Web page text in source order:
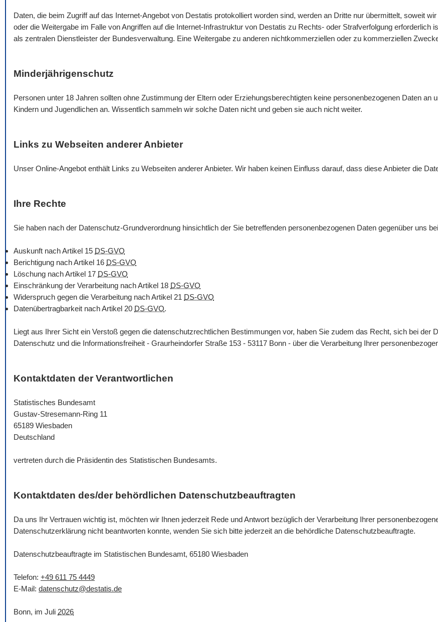
Daten, die beim Zugriff auf das Internet-Angebot von Destatis protokolliert worden sind, werden an Dritte nur übermittelt, soweit
oder die Weitergabe im Falle von Angriffen auf die Internet-Infrastruktur von Destatis zu Rechts- oder Strafverfolgung
als zentralen Dienstleister der Bundesverwaltung. Eine Weitergabe zu anderen nichtkommerziellen oder zu kommerziellen
Minderjährigenschutz
Personen unter 18 Jahren sollten ohne Zustimmung der Eltern oder Erziehungsberechtigten keine personenbezogenen Daten
Kindern und Jugendlichen an. Wissentlich sammeln wir solche Daten nicht und geben sie auch nicht weiter.
Links zu Webseiten anderer Anbieter
Unser Online-Angebot enthält Links zu Webseiten anderer Anbieter. Wir haben keinen Einfluss darauf, dass diese Anbieter die
Ihre Rechte
Sie haben nach der Datenschutz-Grundverordnung hinsichtlich der Sie betreffenden personenbezogenen Daten gegenüber uns
Auskunft nach Artikel 15 DS-GVO
Berichtigung nach Artikel 16 DS-GVO
Löschung nach Artikel 17 DS-GVO
Einschränkung der Verarbeitung nach Artikel 18 DS-GVO
Widerspruch gegen die Verarbeitung nach Artikel 21 DS-GVO
Datenübertragbarkeit nach Artikel 20 DS-GVO.
Liegt aus Ihrer Sicht ein Verstoß gegen die datenschutzrechtlichen Bestimmungen vor, haben Sie zudem das Recht, sich bei der
Datenschutz und die Informationsfreiheit - Graurheindorfer Straße 153 - 53117 Bonn - über die Verarbeitung Ihrer
Kontaktdaten der Verantwortlichen
Statistisches Bundesamt
Gustav-Stresemann-Ring 11
65189 Wiesbaden
Deutschland
vertreten durch die Präsidentin des Statistischen Bundesamts.
Kontaktdaten des/der behördlichen Datenschutzbeauftragten
Da uns Ihr Vertrauen wichtig ist, möchten wir Ihnen jederzeit Rede und Antwort bezüglich der Verarbeitung Ihrer
Datenschutzerklärung nicht beantworten konnte, wenden Sie sich bitte jederzeit an die behördliche Datenschutzbeauftragte.
Datenschutzbeauftragte im Statistischen Bundesamt, 65180 Wiesbaden
Telefon: +49 611 75 4449
E-Mail: datenschutz@destatis.de
Bonn, im Juli 2026